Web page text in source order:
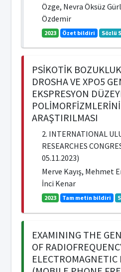
Özge, Nevra Öksüz
Özdemir
2023 Özet bildiri Sözlü
PSİKOTİK
DROSHA VE XPO5
EKSPRESYON
ARAŞTIRILMASI
2. INTERNATIONAL
RESEARCHES
05.11.2023)
Merve Kayış, Mehmet
İnci Kenar
2023 Tam metin bildiri
EXAMINING THE
OF